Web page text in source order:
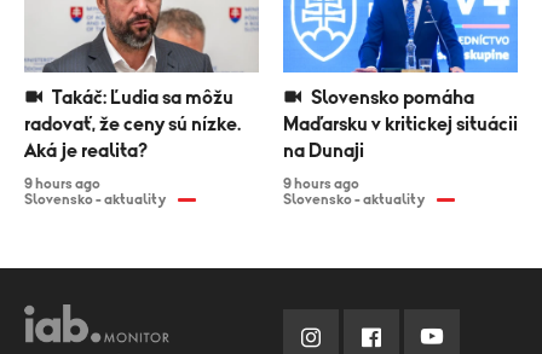
radovať, že ceny sú nízke.
Aká je realita?
9 hours ago
Slovensko - aktuality
Maďarsku v kritickej situácii
na Dunaji
9 hours ago
Slovensko - aktuality